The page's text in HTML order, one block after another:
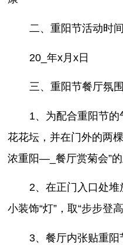
二、重阳节活动时间
20_年x月x日
三、重阳节餐厅氛围
1、为配合重阳节
花花坛，并在门外的两
浓重阳—_餐厅赏菊会”的
2、在正门入口处堆
小装饰“灯”，取“步步登高
3、餐厅内张贴重阳